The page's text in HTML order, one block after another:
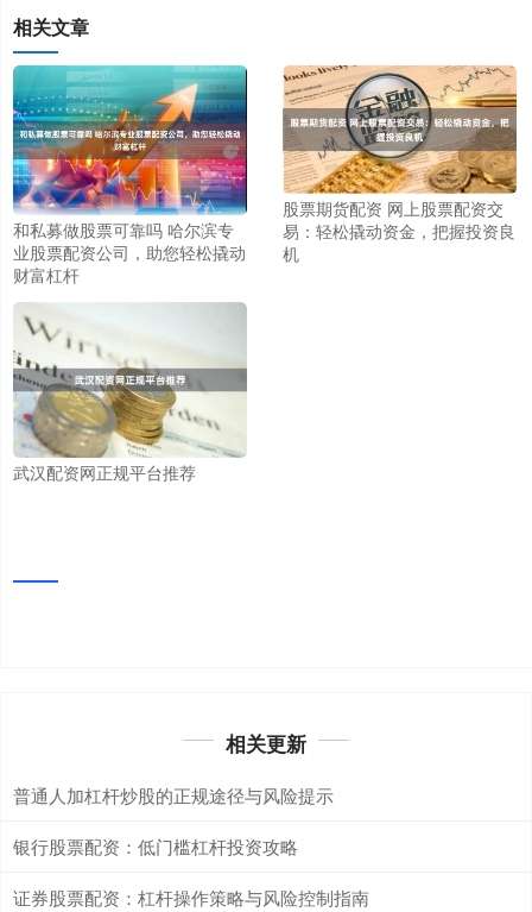
相关文章
和私募做股票可靠吗 哈尔滨专
业股票配资公司，助您轻松撬动
财富杠杆
股票期货配资 网上股票配资交
易：轻松撬动资金，把握投资良
机
武汉配资网正规平台推荐
相关更新
普通人加杠杆炒股的正规途径与风险提示
银行股票配资：低门槛杠杆投资攻略
证券股票配资：杠杆操作策略与风险控制指南